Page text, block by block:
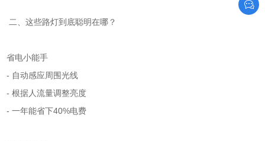
二、这些路灯到底聪明在哪？
省电小能手
- 自动感应周围光线
- 根据人流量调整亮度
- 一年能省下40%电费